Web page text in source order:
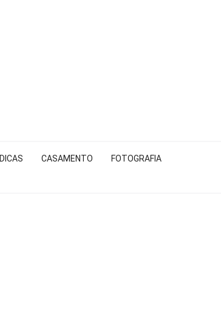
DICAS CASAMENTO
FOTOGRAFIA